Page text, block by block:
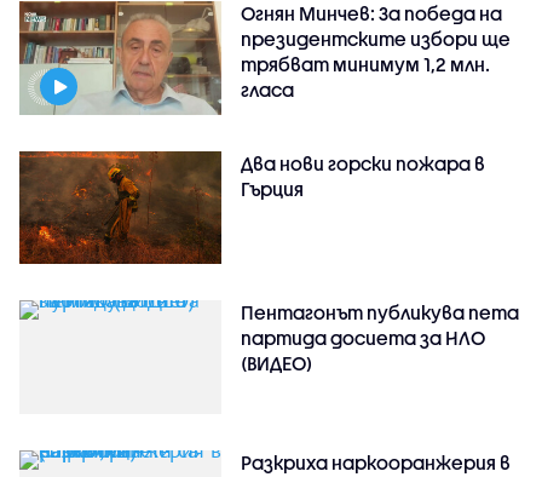
Огнян Минчев: За победа на
президентските избори ще
трябват минимум 1,2 млн.
гласа
Два нови горски пожара в
Гърция
Пентагонът публикува пета
партида досиета за НЛО
(ВИДЕО)
Разкриха наркооранжерия в